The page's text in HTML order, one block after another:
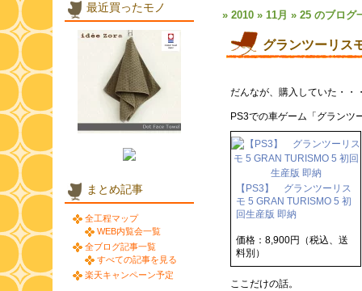
» 2010 » 11月 » 25 のブログ
グランツーリス
だんなが、購入していた・・
PS3での車ゲーム「グランツ
【PS3】 グランツーリス
モ 5 GRAN TURISMO 5 初
回生産版 即納
価格：8,900円（税込、送
料別）
ここだけの話。
最近買ったモノ
まとめ記事
全工程マップ
WEB内覧会一覧
全ブログ記事一覧
すべての記事を見る
楽天キャンペーン予定